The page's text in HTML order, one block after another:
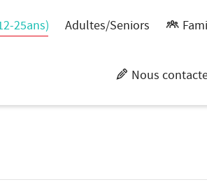
25ans) Adultes/Seniors
Nous